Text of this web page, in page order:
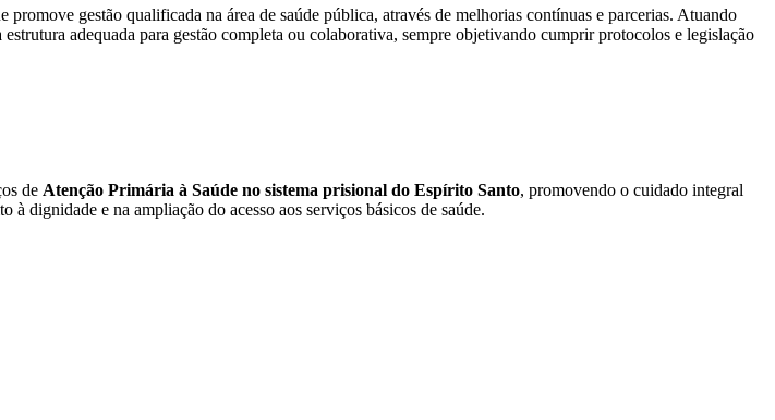
gestão qualificada na área de saúde pública, através de melhorias contínuas e parcerias. Atuando
adequada para gestão completa ou colaborativa, sempre objetivando cumprir protocolos e legislação
de Atenção Primária à Saúde no sistema prisional do Espírito Santo, promovendo o cuidado integral
à dignidade e na ampliação do acesso aos serviços básicos de saúde.